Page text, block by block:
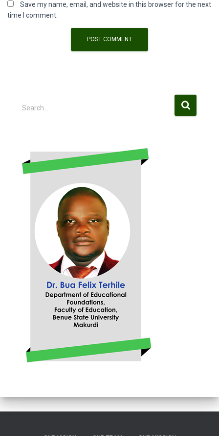
Save my name, email, and website in this browser for the next
time I comment.
S
e
f
Search …